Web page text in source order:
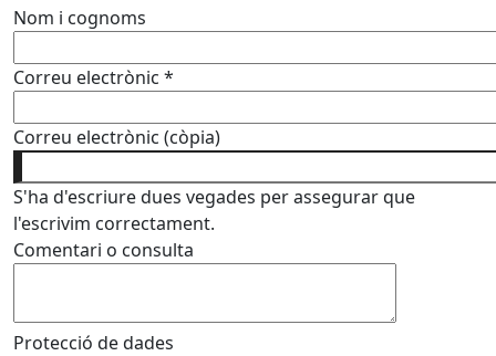
Nom i cognoms
Correu electrònic *
Correu electrònic (còpia)
S'ha d'escriure dues vegades per assegurar que
l'escrivim correctament.
Comentari o consulta
Protecció de dades